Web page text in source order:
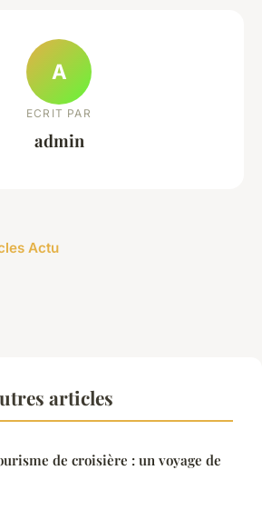
A
ECRIT PAR
admin
Actu
articles
de croisière : un voyage de